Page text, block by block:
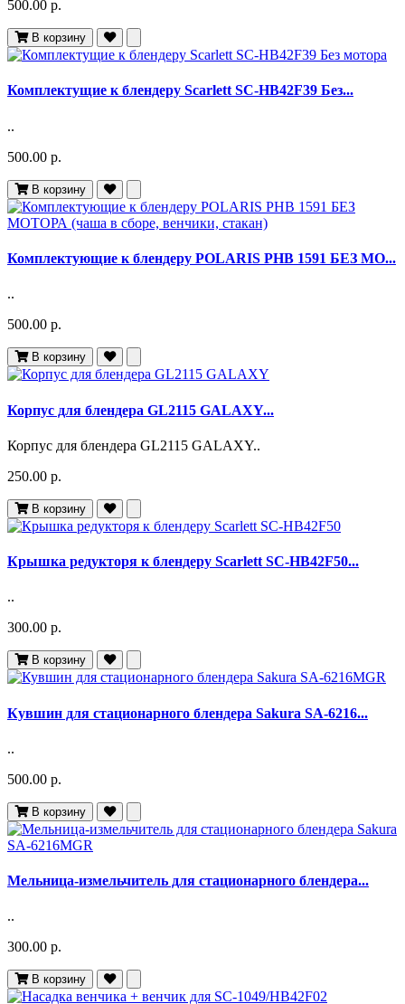
500.00 р.
В корзину
Комплектущие к блендеру Scarlett SC-HB42F39 Без...
..
500.00 р.
В корзину
Комплектующие к блендеру POLARIS PHB 1591 БЕЗ МО...
..
500.00 р.
В корзину
Корпус для блендера GL2115 GALAXY...
Корпус для блендера GL2115 GALAXY..
250.00 р.
В корзину
Крышка редукторя к блендеру Scarlett SC-HB42F50...
..
300.00 р.
В корзину
Кувшин для стационарного блендера Sakura SA-6216...
..
500.00 р.
В корзину
Мельница-измельчитель для стационарного блендера...
..
300.00 р.
В корзину